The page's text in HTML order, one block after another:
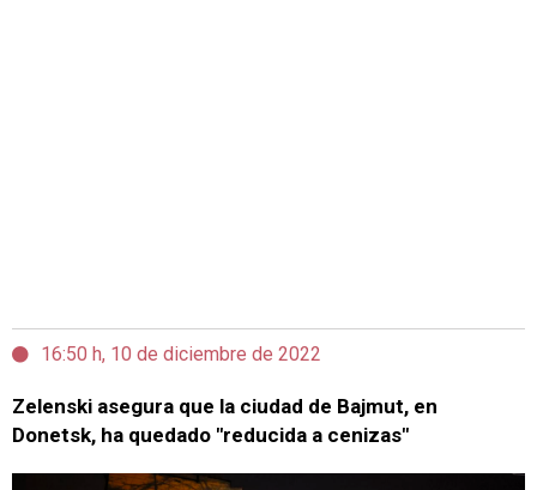
16:50 h, 10 de diciembre de 2022
Zelenski asegura que la ciudad de Bajmut, en
Donetsk, ha quedado "reducida a cenizas"